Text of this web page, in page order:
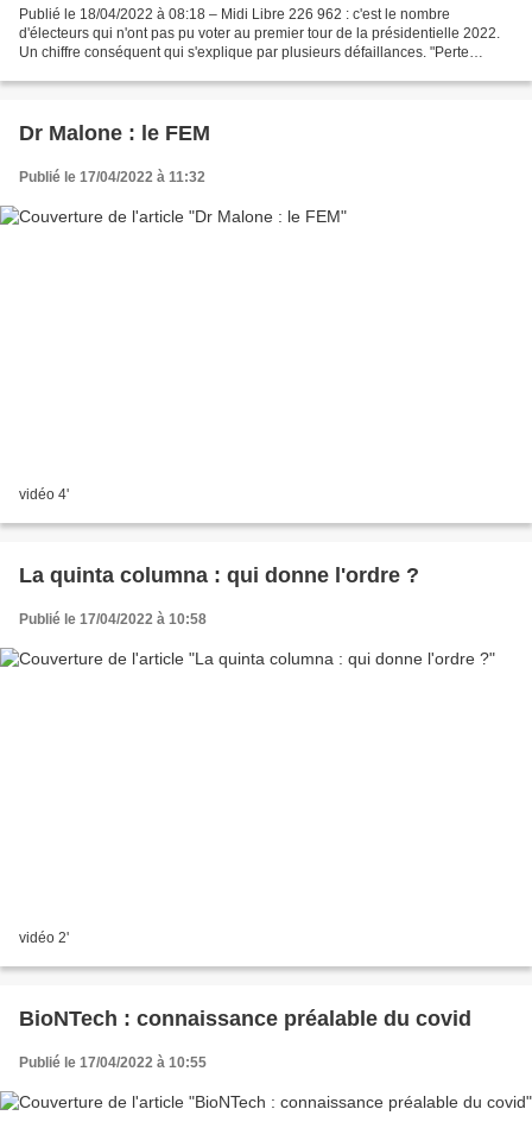
Publié le 18/04/2022 à 08:18 – Midi Libre 226 962 : c'est le nombre
d'électeurs qui n'ont pas pu voter au premier tour de la présidentielle 2022.
Un chiffre conséquent qui s'explique par plusieurs défaillances. "Perte
Dr Malone : le FEM
Publié le 17/04/2022 à 11:32
vidéo 4'
La quinta columna : qui donne l'ordre ?
Publié le 17/04/2022 à 10:58
vidéo 2'
BioNTech : connaissance préalable du covid
Publié le 17/04/2022 à 10:55